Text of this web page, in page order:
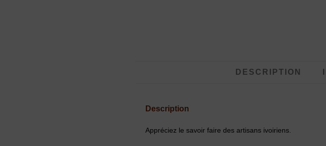
DESCRIPTION
Description
Appréciez le savoir faire des artisans ivoiriens.